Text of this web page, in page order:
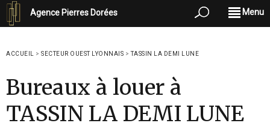
Agence Pierres Dorées Menu
ACCUEIL > SECTEUR OUEST LYONNAIS >TASSIN LA DEMI LUNE
Bureaux à louer à
TASSIN LA DEMI LUNE